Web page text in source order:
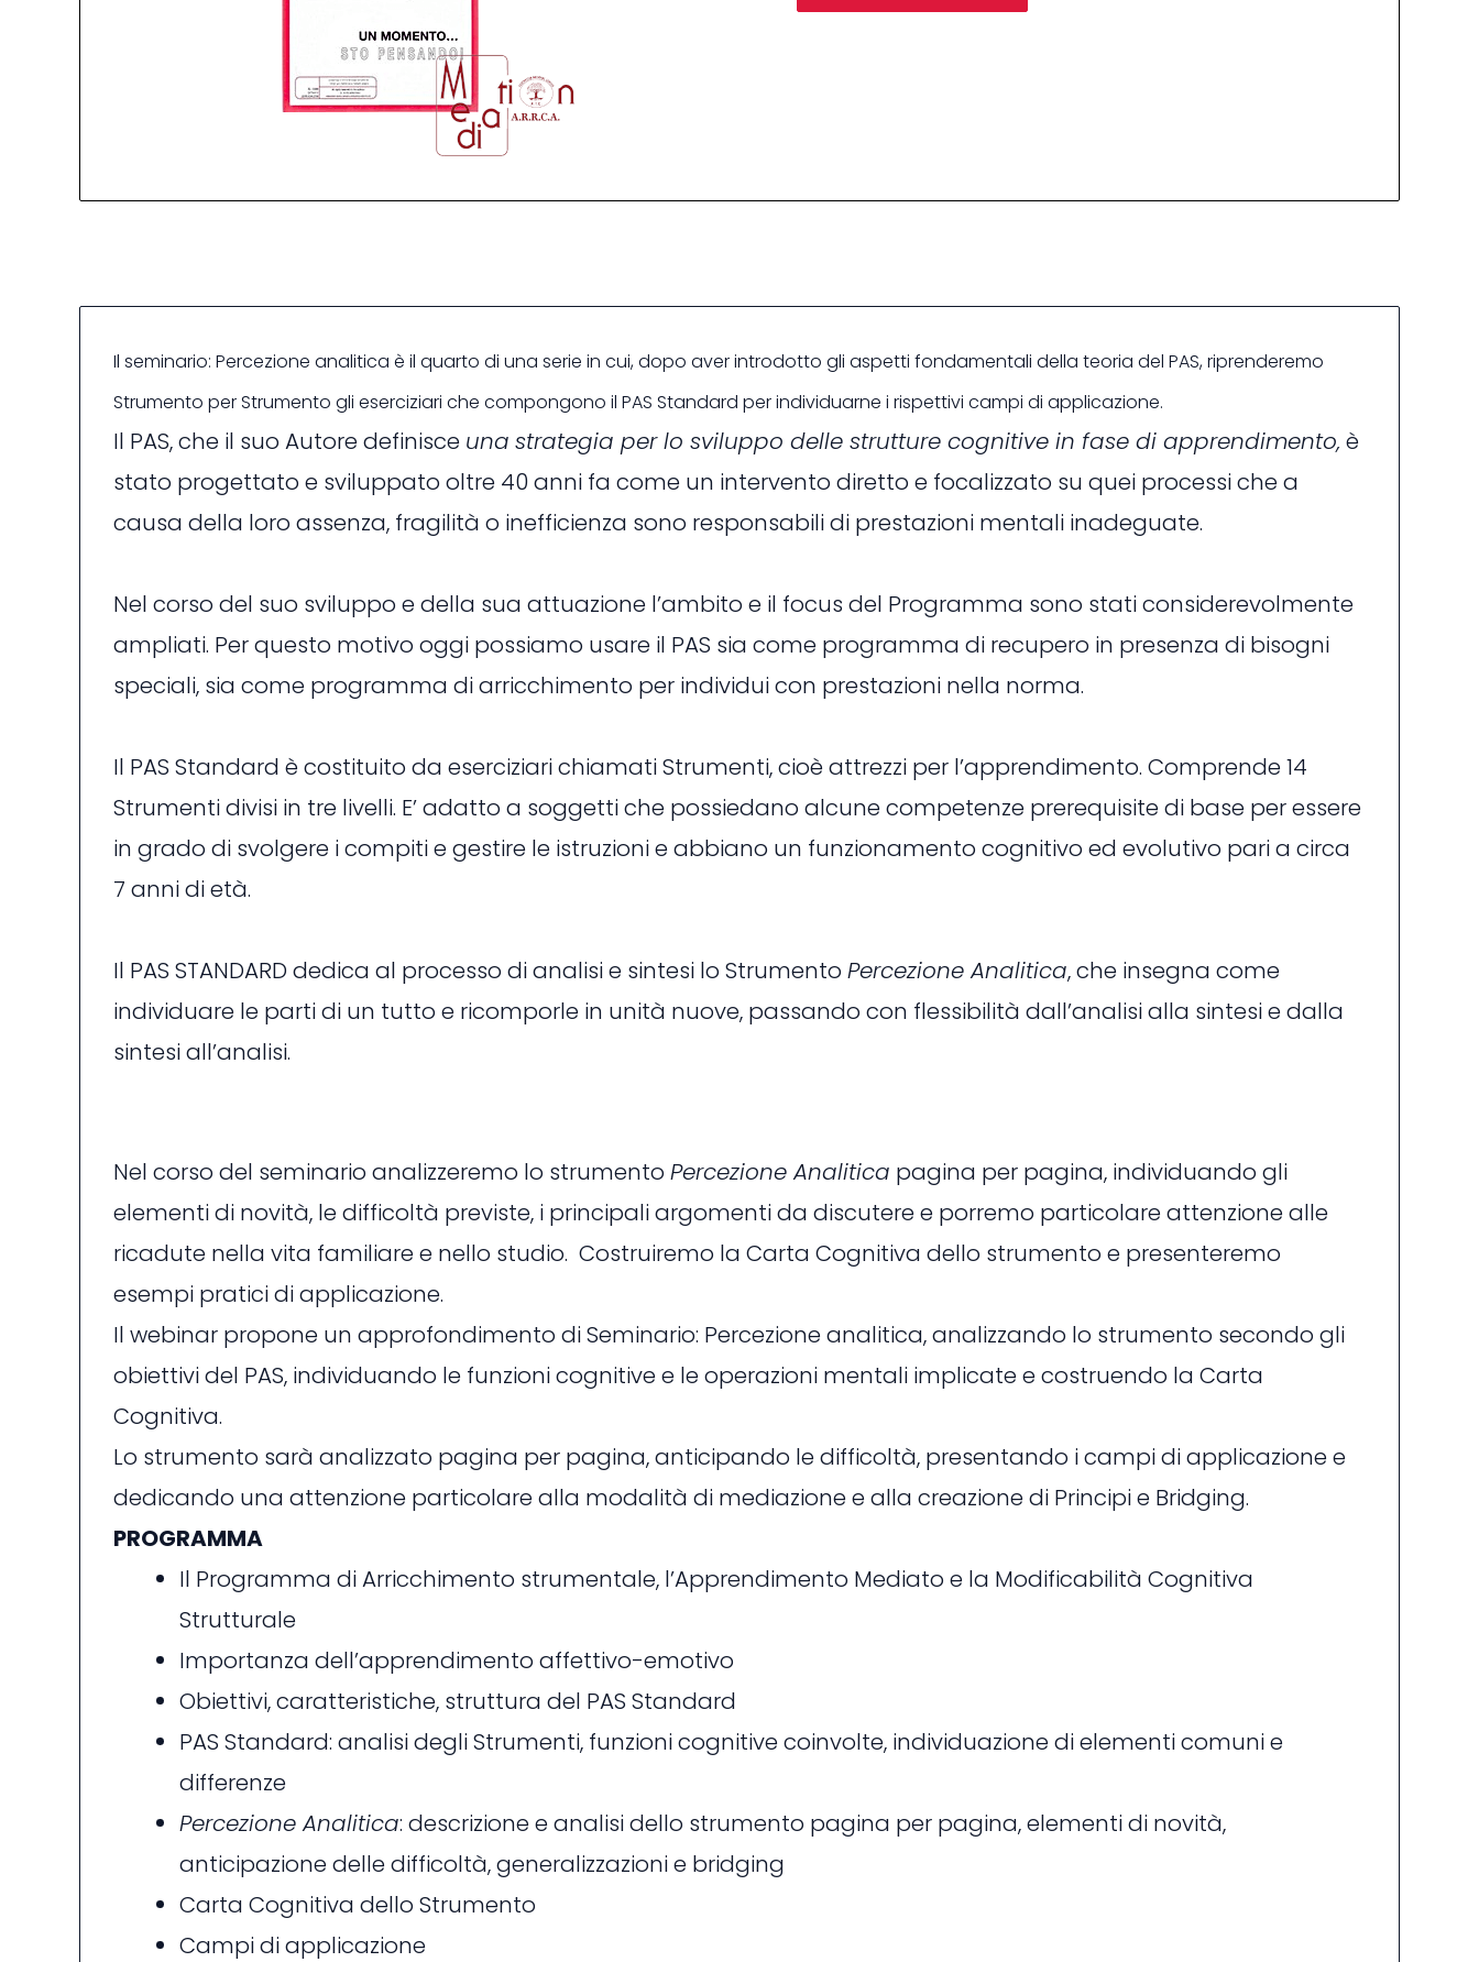
Il seminario: Percezione analitica è il quarto di una serie in cui, dopo aver introdotto gli aspetti fondamentali della teoria del PAS, riprenderemo
Strumento per Strumento gli eserciziari che compongono il PAS Standard per individuarne i rispettivi campi di applicazione.
Il PAS, che il suo Autore definisce una strategia per lo sviluppo delle strutture cognitive in fase di apprendimento, è
stato progettato e sviluppato oltre 40 anni fa come un intervento diretto e focalizzato su quei processi che a
causa della loro assenza, fragilità o inefficienza sono responsabili di prestazioni mentali inadeguate.
Nel corso del suo sviluppo e della sua attuazione l’ambito e il focus del Programma sono stati considerevolmente
ampliati. Per questo motivo oggi possiamo usare il PAS sia come programma di recupero in presenza di bisogni
speciali, sia come programma di arricchimento per individui con prestazioni nella norma.
Il PAS Standard è costituito da eserciziari chiamati Strumenti, cioè attrezzi per l’apprendimento. Comprende 14
Strumenti divisi in tre livelli. E’ adatto a soggetti che possiedano alcune competenze prerequisite di base per essere
in grado di svolgere i compiti e gestire le istruzioni e abbiano un funzionamento cognitivo ed evolutivo pari a circa
7 anni di età.
Il PAS STANDARD dedica al processo di analisi e sintesi lo Strumento Percezione Analitica, che insegna come
individuare le parti di un tutto e ricomporle in unità nuove, passando con flessibilità dall’analisi alla sintesi e dalla
sintesi all’analisi.
Nel corso del seminario analizzeremo lo strumento Percezione Analitica pagina per pagina, individuando gli
elementi di novità, le difficoltà previste, i principali argomenti da discutere e porremo particolare attenzione alle
ricadute nella vita familiare e nello studio. Costruiremo la Carta Cognitiva dello strumento e presenteremo
esempi pratici di applicazione.
Il webinar propone un approfondimento di Seminario: Percezione analitica, analizzando lo strumento secondo gli
obiettivi del PAS, individuando le funzioni cognitive e le operazioni mentali implicate e costruendo la Carta
Cognitiva.
Lo strumento sarà analizzato pagina per pagina, anticipando le difficoltà, presentando i campi di applicazione e
dedicando una attenzione particolare alla modalità di mediazione e alla creazione di Principi e Bridging.
PROGRAMMA
Il Programma di Arricchimento strumentale, l’Apprendimento Mediato e la Modificabilità Cognitiva
Strutturale
Importanza dell’apprendimento affettivo-emotivo
Obiettivi, caratteristiche, struttura del PAS Standard
PAS Standard: analisi degli Strumenti, funzioni cognitive coinvolte, individuazione di elementi comuni e
differenze
Percezione Analitica: descrizione e analisi dello strumento pagina per pagina, elementi di novità,
anticipazione delle difficoltà, generalizzazioni e bridging
Carta Cognitiva dello Strumento
Campi di applicazione